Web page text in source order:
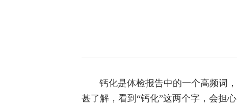
钙化是体检报告中的一个高频词
甚了解，看到“钙化”这两个字，会担